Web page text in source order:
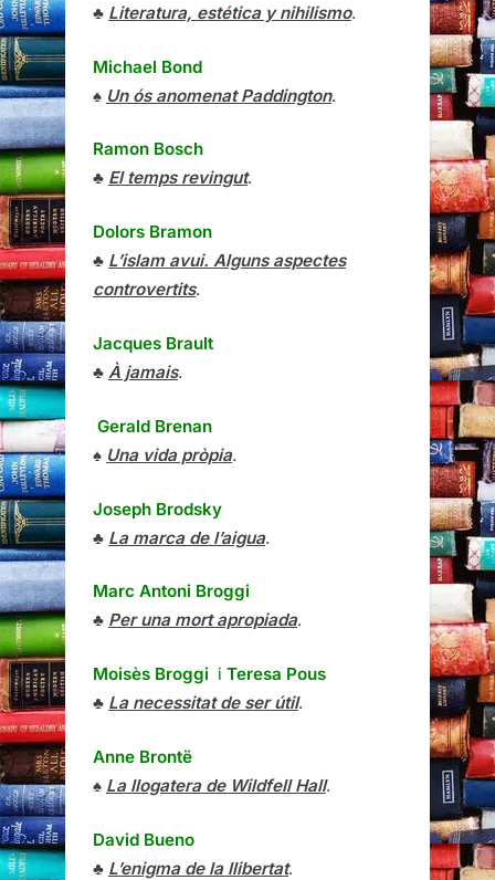
♣ Literatura, estética y nihilismo.
Michael Bond
♠ Un ós anomenat Paddington.
Ramon Bosch
♣ El temps revingut.
Dolors Bramon
♣ L’islam avui. Alguns aspectes
controvertits.
Jacques Brault
♣ À jamais.
Gerald Brenan
♠ Una vida pròpia.
Joseph Brodsky
♣ La marca de l’aigua.
Marc Antoni Broggi
♣ Per una mort apropiada.
Moisès Broggi i Teresa Pous
♣ La necessitat de ser útil.
Anne Brontë
♠ La llogatera de Wildfell Hall.
David Bueno
♣ L’enigma de la llibertat.